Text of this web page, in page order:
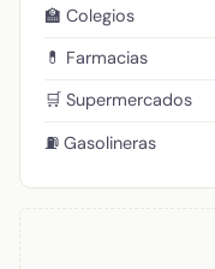
🏫 Colegios
💊 Farmacias
🛒 Supermercados
⛽ Gasolineras